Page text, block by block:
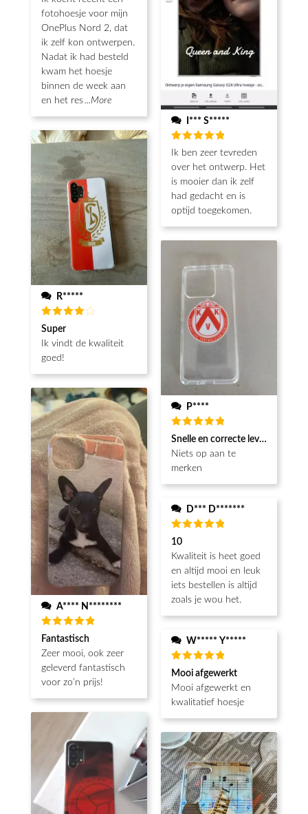
fotohoesje voor mijn
OnePlus Nord 2, dat
ik zelf kon ontwerpen.
Nadat ik had besteld
kwam het hoesje
binnen de week aan
en het res ...More
R*****
Beoordeeld
4 van de
5
Super
Ik vindt de kwaliteit
goed!
A**** N********
Beoordeeld
5van de 5
Fantastisch
Zeer mooi, ook zeer
geleverd fantastisch
voor zo’n prijs!
I*** S*****
Beoordeeld
5 van de 5
Ik ben zeer tevreden
over het ontwerp. Het
is mooier dan ik zelf
had gedacht en is
optijd toegekomen.
P****
Beoordeeld
5 van de 5
Snelle en correcte levering
Niets op aan te
merken
D*** D*******
Beoordeeld
5van de 5
10
Kwaliteit is heet goed
en altijd mooi en leuk
iets bestellen is altijd
zoals je wou het.
W***** Y*****
Beoordeeld
5 van de 5
Mooi afgewerkt
Mooi afgewerkt en
kwalitatief hoesje